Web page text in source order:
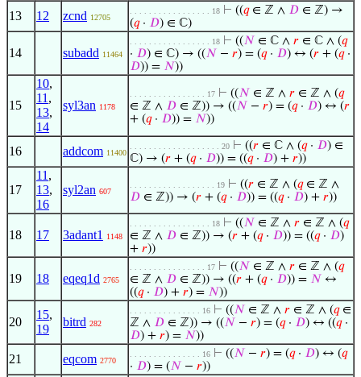
13 12 zcnd 12705
. . . . . . . . . . . . . . . . . 18 ⊢ ((𝑞∈ ℤ ∧ 𝐷 ∈ ℤ) →
(𝑞· 𝐷) ∈ ℂ)
14 subadd 11464
. . . . . . . . . . . . . . . . . 18 ⊢ ((𝑁 ∈ ℂ ∧ 𝑟 ∈ ℂ ∧ (𝑞
· 𝐷) ∈ ℂ) → ((𝑁 − 𝑟) = (𝑞· 𝐷) ↔ (𝑟 + (𝑞·
𝐷)) = 𝑁))
15
10,
11 ,
13,
14
syl3an 1178
. . . . . . . . . . . . . . . . 17 ⊢ ((𝑁 ∈ ℤ ∧ 𝑟 ∈ ℤ ∧ (𝑞
∈ ℤ ∧ 𝐷 ∈ ℤ)) → ((𝑁 − 𝑟) = (𝑞· 𝐷) ↔ (𝑟
+ (𝑞· 𝐷)) = 𝑁))
16 addcom 11400
. . . . . . . . . . . . . . . . . . . 20 ⊢ ((𝑟 ∈ ℂ ∧ (𝑞· 𝐷) ∈
ℂ) → (𝑟 + (𝑞· 𝐷)) = ((𝑞· 𝐷) + 𝑟))
17
11 ,
13,
16
syl2an 607
. . . . . . . . . . . . . . . . . . 19 ⊢ ((𝑟 ∈ ℤ ∧ (𝑞∈ ℤ ∧
𝐷 ∈ ℤ)) → (𝑟 + (𝑞· 𝐷)) = ((𝑞· 𝐷) + 𝑟))
18 17 3adant1 1148
. . . . . . . . . . . . . . . . . 18 ⊢ ((𝑁 ∈ ℤ ∧ 𝑟 ∈ ℤ ∧ (𝑞
∈ ℤ ∧ 𝐷 ∈ ℤ)) → (𝑟 + (𝑞· 𝐷)) = ((𝑞· 𝐷)
+ 𝑟))
19 18 eqeq1d 2765
. . . . . . . . . . . . . . . . 17 ⊢ ((𝑁 ∈ ℤ ∧ 𝑟 ∈ ℤ ∧ (𝑞
∈ ℤ ∧ 𝐷 ∈ ℤ)) → ((𝑟 + (𝑞· 𝐷)) = 𝑁 ↔
((𝑞· 𝐷) + 𝑟) = 𝑁))
20
15,
19
bitrd 282
. . . . . . . . . . . . . . . 16 ⊢ ((𝑁 ∈ ℤ ∧ 𝑟 ∈ ℤ ∧ (𝑞∈
ℤ ∧ 𝐷 ∈ ℤ)) → ((𝑁 − 𝑟) = (𝑞· 𝐷) ↔ ((𝑞·
𝐷) + 𝑟) = 𝑁))
21 eqcom 2770
. . . . . . . . . . . . . . . 16 ⊢ ((𝑁 − 𝑟) = (𝑞· 𝐷) ↔ (𝑞
· 𝐷) = (𝑁 − 𝑟))